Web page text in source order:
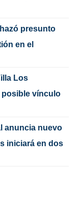
presunto
en el
Los
vínculo
anuncia nuevo
iniciará en dos